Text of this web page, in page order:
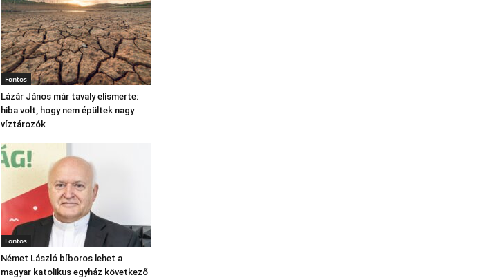
Fontos
Lázár János már tavaly elismerte:
hiba volt, hogy nem épültek nagy
víztározók
Fontos
Német László bíboros lehet a
magyar katolikus egyház következő